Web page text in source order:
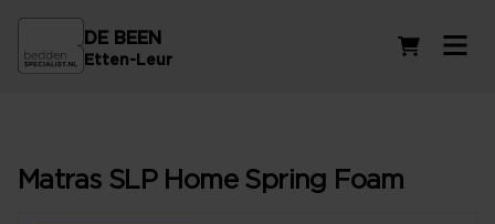
DE BEEN
Etten-Leur
Matras SLP Home Spring Foam